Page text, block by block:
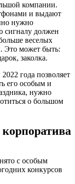
компании.
и выдают
нужно
сигналу должен
веселых
Это может быть:
заколка.
года позволяет
его особым и
нужно
о большом
с особым
конкурсов